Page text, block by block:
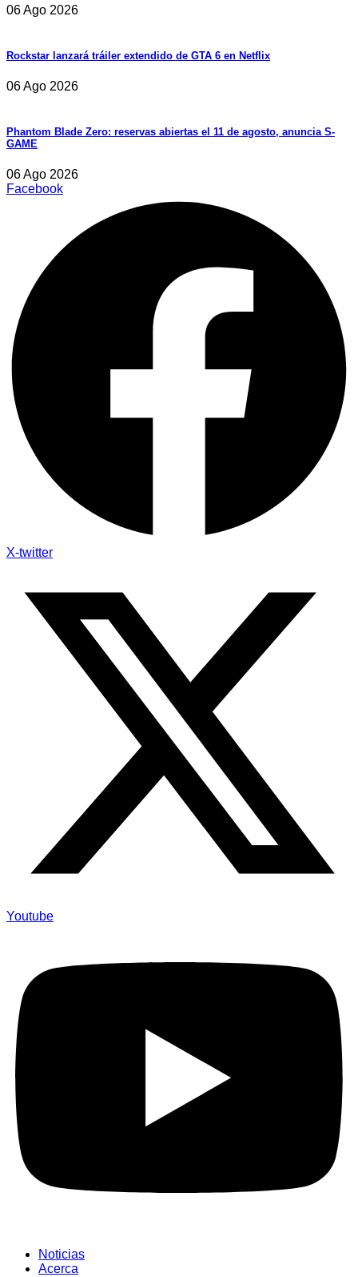
06 Ago 2026
Rockstar lanzará tráiler extendido de GTA 6 en Netflix
06 Ago 2026
Phantom Blade Zero: reservas abiertas el 11 de agosto, anuncia S-
GAME
06 Ago 2026
Facebook
X-twitter
Youtube
Noticias
Acerca